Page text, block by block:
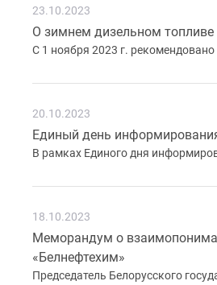
23.10.2023
О зимнем дизельном топливе
С 1 ноября 2023 г.
20.10.2023
Единый день
В рамках Единого дня
18.10.2023
Меморандум о
«Белнефтехим»
Председатель Белорусского